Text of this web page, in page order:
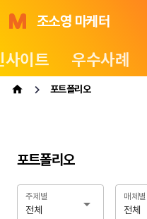
조소영 마케터
사이트 우수사례
포트폴리오
포트폴리오
전체
주제별
전체
매체별